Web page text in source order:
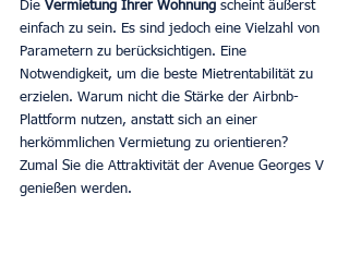
Die Vermietung Ihrer Wohnung scheint äußerst
einfach zu sein. Es sind jedoch eine Vielzahl von
Parametern zu berücksichtigen. Eine
Notwendigkeit, um die beste Mietrentabilität zu
erzielen. Warum nicht die Stärke der Airbnb-
Plattform nutzen, anstatt sich an einer
herkömmlichen Vermietung zu orientieren?
Zumal Sie die Attraktivität der Avenue Georges V
genießen werden.